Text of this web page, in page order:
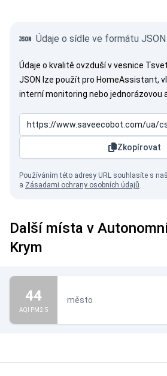
Údaje o sídle ve formátu JSON
Údaje o kvalitě ovzduší v vesnice
JSON lze použít pro HomeAssistant,
interní monitoring nebo jednorázovou
Zkopírovat
Používáním této adresy URL souhlasíte s
a Zásadami ochrany osobních údajů.
Další místa v
Krym
44
AQI PM2.5
město